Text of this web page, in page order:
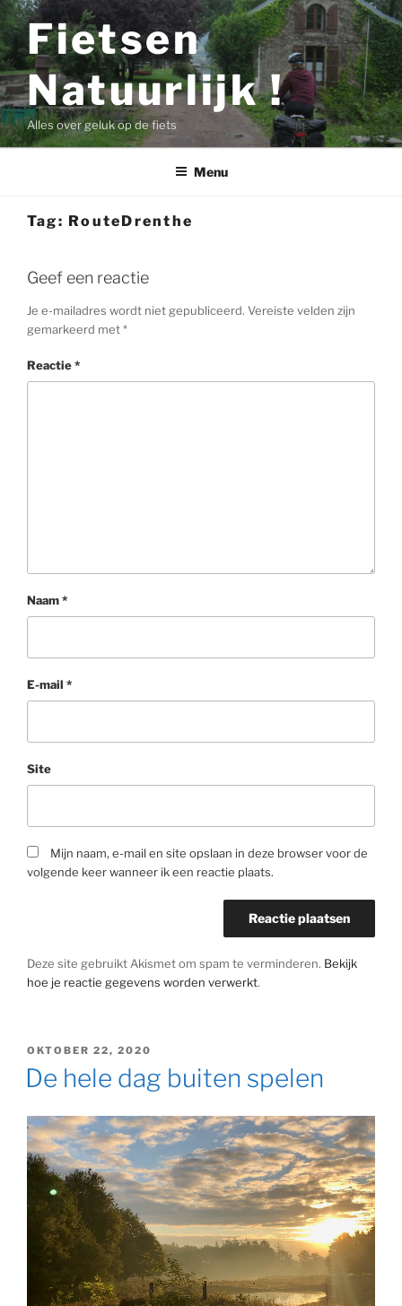
Ga
naar
de
inhoud
Fietsen
Natuurlijk !
Alles over geluk op de fiets
Menu
Tag: RouteDrenthe
Geef een reactie
Je e-mailadres wordt niet gepubliceerd. Vereiste velden zijn
gemarkeerd met*
Reactie*
Naam*
E-mail *
Site
Mijn naam, e-mail en site opslaan in deze browser voor de
volgende keer wanneer ik een reactie plaats.
Deze site gebruikt Akismet om spam te verminderen. Bekijk
hoe je reactie gegevens worden verwerkt.
GEPLAATST
OP
OKTOBER 22, 2020
De hele dag buiten spelen